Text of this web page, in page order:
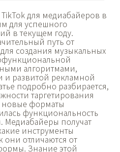
для медиабайеров в
для успешного
в текущем году.
путь от
создания музыкальных
алгоритмами,
и развитой рекламной
подробно разбирается,
таргетирования
новые форматы
функциональность
Медиабайеры получат
инструменты
они отличаются от
Знание этой